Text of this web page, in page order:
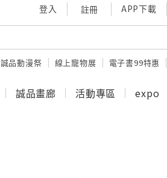
登入 註冊 APP下載
誠品動漫祭 線上寵物展 電子書99特惠
誠品畫廊 活動專區 expo